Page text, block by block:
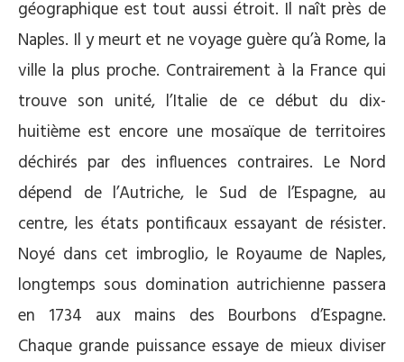
géographique est tout aussi étroit. Il naît près de
Naples. Il y meurt et ne voyage guère qu’à Rome, la
ville la plus proche. Contrairement à la France qui
trouve son unité, l’Italie de ce début du dix-
huitième est encore une mosaïque de territoires
déchirés par des influences contraires. Le Nord
dépend de l’Autriche, le Sud de l’Espagne, au
centre, les états pontificaux essayant de résister.
Noyé dans cet imbroglio, le Royaume de Naples,
longtemps sous domination autrichienne passera
en 1734 aux mains des Bourbons d’Espagne.
Chaque grande puissance essaye de mieux diviser